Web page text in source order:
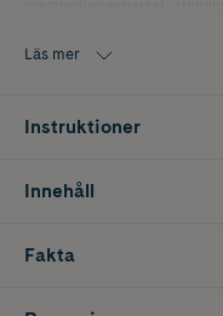
125ml
Läs mer
Instruktioner
Innehåll
Fakta